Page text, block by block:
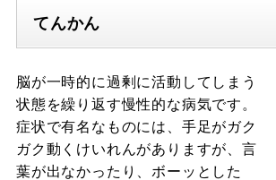
てんかん
脳が一時的に過剰に活動してしまう
状態を繰り返す慢性的な病気です。
症状で有名なものには、手足がガク
ガク動くけいれんがありますが、言
葉が出なかったり、ボーッとした